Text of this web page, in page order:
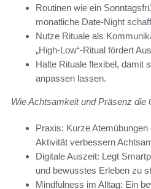
Routinen wie ein
monatliche Date-Night
Nutze Rituale als
„High-Low“-Ritual fördert
Halte Rituale flexibel, damit
anpassen lassen.
Wie Achtsamkeit und Präsenz die
Praxis: Kurze
Aktivität verbessern
Digitale Auszeit: Legt
und bewusstes Erleben zu
Mindfulness im Alltag: Ein